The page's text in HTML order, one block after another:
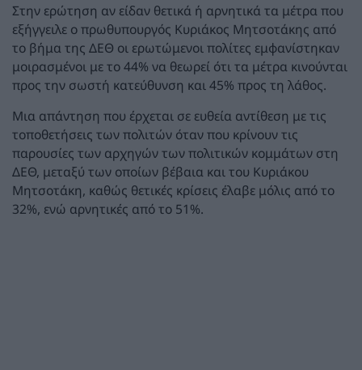
Στην ερώτηση αν είδαν θετικά ή αρνητικά τα μέτρα που
εξήγγειλε ο πρωθυπουργός Κυριάκος Μητσοτάκης από
το βήμα της ΔΕΘ οι ερωτώμενοι πολίτες εμφανίστηκαν
μοιρασμένοι με το 44% να θεωρεί ότι τα μέτρα κινούνται
προς την σωστή κατεύθυνση και 45% προς τη λάθος.
Μια απάντηση που έρχεται σε ευθεία αντίθεση με τις
τοποθετήσεις των πολιτών όταν που κρίνουν τις
παρουσίες των αρχηγών των πολιτικών κομμάτων στη
ΔΕΘ, μεταξύ των οποίων βέβαια και του Κυριάκου
Μητσοτάκη, καθώς θετικές κρίσεις έλαβε μόλις από το
32%, ενώ αρνητικές από το 51%.